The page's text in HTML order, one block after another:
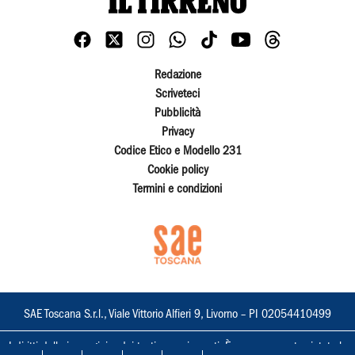
Redazione
Scriveteci
Pubblicità
Privacy
Codice Etico e Modello 231
Cookie policy
Termini e condizioni
SAE Toscana S.r.l., Viale Vittorio Alfieri 9, Livorno – PI 02054410499
I diritti delle immagini e dei testi sono riservati. È espressamente vietata la